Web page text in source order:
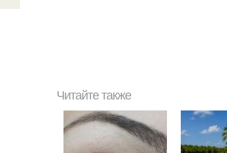
Читайте также